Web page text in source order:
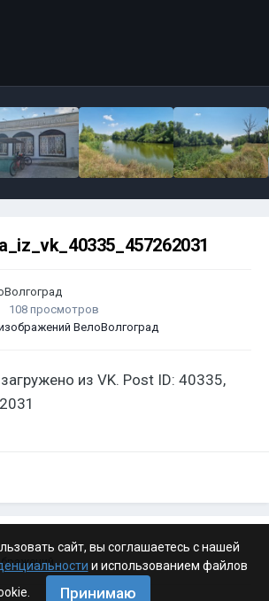
108 просмотров
ВелоВолгоград
из VK. Post ID: 40335,
сайт, вы соглашаетесь с нашей
и использованием файлов
Принимаю